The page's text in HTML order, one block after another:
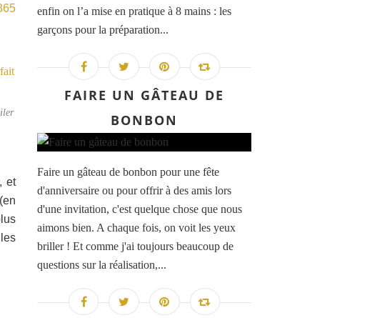
et
enfin on l’a mise en pratique à 8 mains : les
garçons pour la préparation...
FAIRE UN GÂTEAU DE
BONBON
Faire un gâteau de bonbon pour une fête
d'anniversaire ou pour offrir à des amis lors
d'une invitation, c'est quelque chose que nous
aimons bien. A chaque fois, on voit les yeux
briller ! Et comme j'ai toujours beaucoup de
questions sur la réalisation,...